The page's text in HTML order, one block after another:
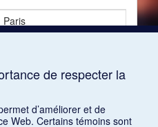
Paris
de respecter la
d’améliorer et de
Web. Certains témoins sont